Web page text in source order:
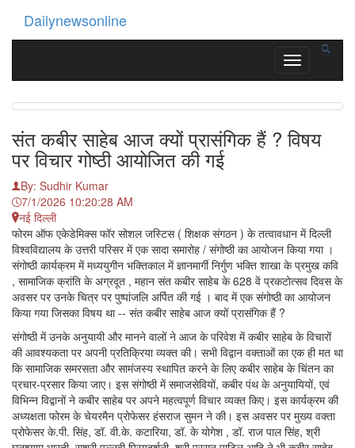
Dailynewsonline
Toggle
navigation
संत कबीर साहेब आज क्यों प्रासंगिक हैं ? विषय
पर विचार गोष्ठी आयोजित की गई
By: Sudhir Kumar
7/1/2026 10:20:28 AM
नई दिल्ली
फोरम ऑफ एकेडेमिक्स फॉर सोशल जस्टिस ( शिक्षक संगठन ) के तत्वावधान में दिल्ली
विश्वविद्यालय के उत्तरी परिसर में एक सादा समारोह / संगोष्ठी का आयोजन किया गया ।
संगोष्ठी कार्यक्रम में मध्ययुगीन भक्तिकाल में ज्ञानमार्गी निर्गुण भक्ति शाखा के प्रमुख कवि
, सामाजिक क्रांति के अग्रदूत , महान संत कबीर साहेब के 628 वें प्रकटोत्सव दिवस के
अवसर पर उनके चित्र पर पुष्पांजलि अर्पित की गई । बाद में एक संगोष्ठी का आयोजन
किया गया जिसका विषय था -- संत कबीर साहेब आज क्यों प्रासंगिक हैं ?
संगोष्ठी में उनके अनुयायी और मानने वालों ने आज के परिवेश में कबीर साहेब के विचारों
की आवश्यकता पर अपनी प्रतिक्रिया व्यक्त की। सभी विद्वान वक्ताओं का एक ही मत था
कि सामाजिक समरसता और सामंजस्य स्थापित करने के लिए कबीर साहेब के चिंतन का
प्रचार-प्रसार किया जाए। इस संगोष्ठी में समाजसेवियों, कबीर पंथ के अनुयायियों, एवं
विभिन्न विद्वानों ने कबीर साहेब पर अपने महत्वपूर्ण विचार व्यक्त किए। इस कार्यक्रम की
अध्यक्षता फोरम के चेयरमैन प्रोफेसर हंसराज सुमन ने की। इस अवसर पर मुख्य वक्ता
प्रोफेसर के.पी. सिंह, डॉ. वी.के. कटारिया, डॉ. के योगेश , डॉ. राज पाल सिंह, श्री